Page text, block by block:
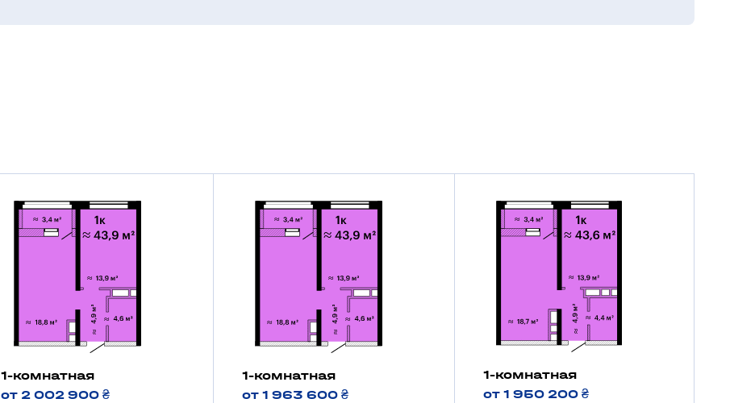
1-комнатная
от 2 002 900 ₴
1-комнатная
от 1 963 600 ₴
1-комнатная
от 1 950 200 ₴